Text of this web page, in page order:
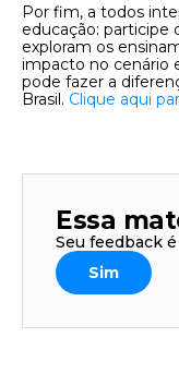
Por fim, a todos
educação: participe
exploram os
impacto no cenário
pode fazer a
Brasil. Clique aqui
Essa
Seu feedback
Sim